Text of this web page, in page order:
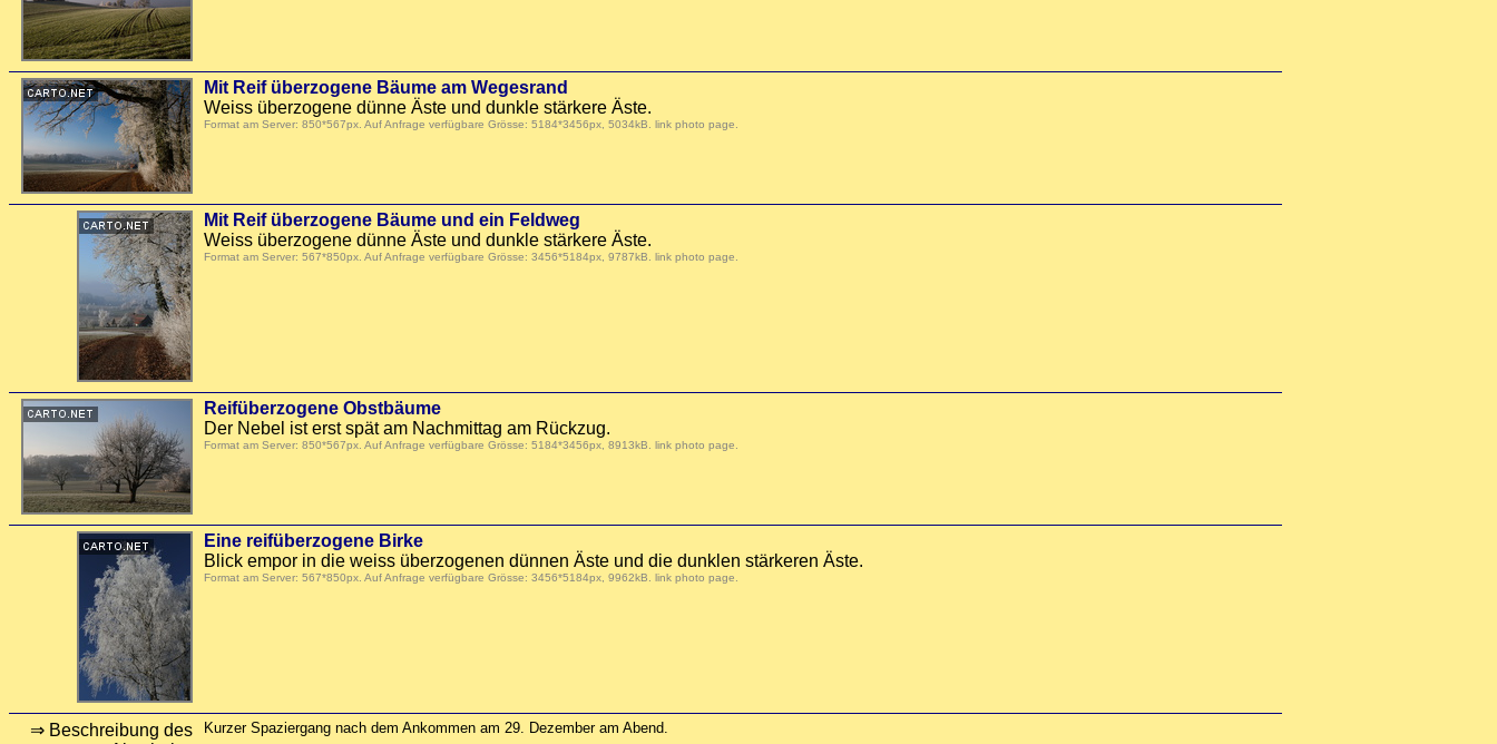
Mit Reif überzogene Bäume am Wegesrand
Weiss überzogene dünne Äste und dunkle stärkere Äste.
Format am Server: 850*567px. Auf Anfrage verfügbare Grösse: 5184*3456px, 5034kB. link photo page
Mit Reif überzogene Bäume und ein Feldweg
Weiss überzogene dünne Äste und dunkle stärkere Äste.
Format am Server: 567*850px. Auf Anfrage verfügbare Grösse: 3456*5184px, 9787kB. link photo page
Reifüberzogene Obstbäume
Der Nebel ist erst spät am Nachmittag am Rückzug.
Format am Server: 850*567px. Auf Anfrage verfügbare Grösse: 5184*3456px, 8913kB. link photo page
Eine reifüberzogene Birke
Blick empor in die weiss überzogenen dünnen Äste und die dunklen stärkeren Äste.
Format am Server: 567*850px. Auf Anfrage verfügbare Grösse: 3456*5184px, 9962kB. link photo page
⇒ Beschreibung des
Kurzer Spaziergang nach dem Ankommen am 29. Dezember am Abend.